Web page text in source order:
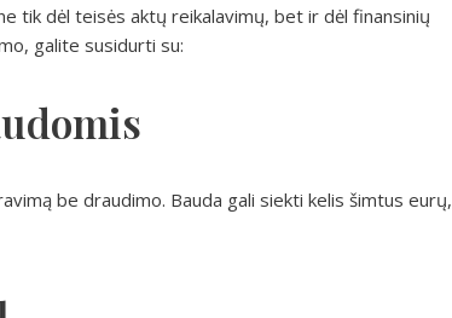
tik dėl teisės aktų reikalavimų, bet ir dėl finansinių
galite susidurti su:
be draudimo. Bauda gali siekti kelis šimtus eurų,